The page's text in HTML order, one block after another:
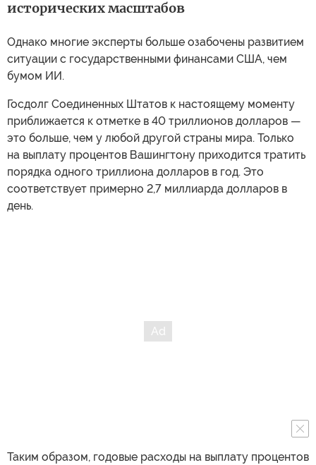
исторических масштабов
Однако многие эксперты больше озабочены развитием
ситуации с государственными финансами США, чем
бумом ИИ.
Госдолг Соединенных Штатов к настоящему моменту
приближается к отметке в 40 триллионов долларов —
это больше, чем у любой другой страны мира. Только
на выплату процентов Вашингтону приходится тратить
порядка одного триллиона долларов в год. Это
соответствует примерно 2,7 миллиарда долларов в
день.
Таким образом, годовые расходы на выплату процентов